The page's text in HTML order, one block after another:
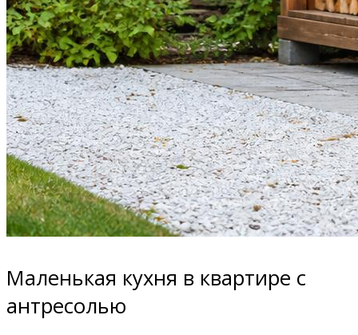
Маленькая кухня в квартире с
антресолью